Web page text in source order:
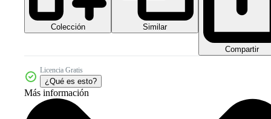
Colección Similar
Compartir
Licencia Gratis
¿Qué es esto?
Más información